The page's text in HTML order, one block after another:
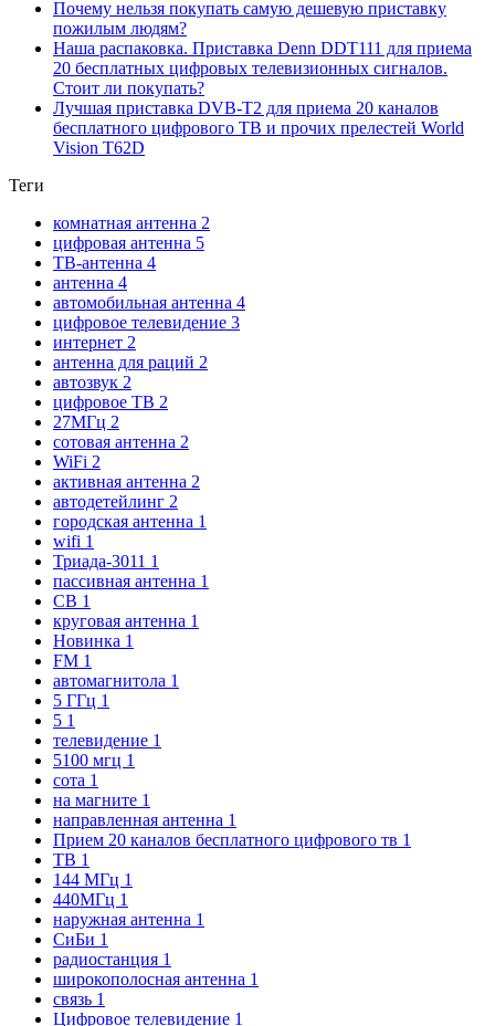
Почему нельзя покупать самую дешевую приставку
пожилым людям?
Наша распаковка. Приставка Denn DDT111 для приема
20 бесплатных цифровых телевизионных сигналов.
Стоит ли покупать?
Лучшая приставка DVB-T2 для приема 20 каналов
бесплатного цифрового ТВ и прочих прелестей World
Vision T62D
Теги
комнатная антенна 2
цифровая антенна 5
ТВ-антенна 4
антенна 4
автомобильная антенна 4
цифровое телевидение 3
интернет 2
антенна для раций 2
автозвук 2
цифровое ТВ 2
27МГц 2
сотовая антенна 2
WiFi 2
активная антенна 2
автодетейлинг 2
городская антенна 1
wifi 1
Триада-3011 1
пассивная антенна 1
CB 1
круговая антенна 1
Новинка 1
FM 1
автомагнитола 1
5 ГГц 1
5 1
телевидение 1
5100 мгц 1
сота 1
на магните 1
направленная антенна 1
Прием 20 каналов бесплатного цифрового тв 1
ТВ 1
144 МГц 1
440МГц 1
наружная антенна 1
СиБи 1
радиостанция 1
широкополосная антенна 1
связь 1
Цифровое телевидение 1